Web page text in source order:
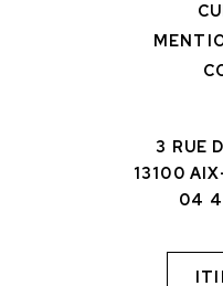
3 RUE
13100
04